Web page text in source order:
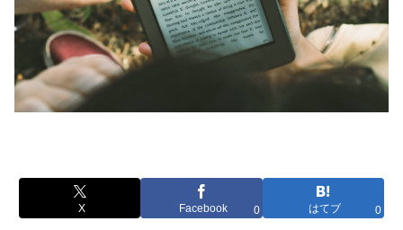
X Facebook 0 はてブ 0